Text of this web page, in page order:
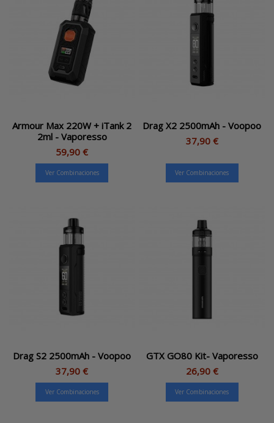
Armour Max 220W + iTank 2
2ml - Vaporesso
59,90 €
Ver Combinaciones
Drag X2 2500mAh - Voopoo
37,90 €
Ver Combinaciones
Drag S2 2500mAh - Voopoo
37,90 €
Ver Combinaciones
GTX GO80 Kit- Vaporesso
26,90 €
Ver Combinaciones